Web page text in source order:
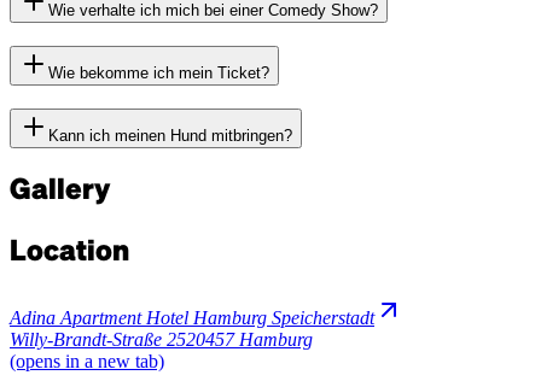
Wie verhalte ich mich bei einer Comedy Show?
Wie bekomme ich mein Ticket?
Kann ich meinen Hund mitbringen?
Gallery
Location
Adina Apartment Hotel Hamburg Speicherstadt
Willy-Brandt-Straße 2520457 Hamburg
(opens in a new tab)